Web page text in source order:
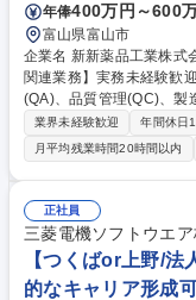
年俸400万円～600
富山県富山市
企業名 新新薬品工業株式会社 求人名 【薬剤師の有資格者募集|医
関連業務】実務未経験歓迎!WLB両立可 仕事の内
(QA)、品質管理(QC)、製
管理的業務をお任せします。 将来的には、既存の薬剤師から
(QA)や薬事業務を引き継
業務未経験でも徐々にお
社について】医薬品の製
おります。 当社工場は、
入、品質管理試験室、開
的に設備投資しております。 募集職種 【薬剤師の有資格者募集
造関連業務】実務未経験
業界未経験歓迎 年間休日
月平均残業時間20時間以内
正社員
三菱電機ソフトウエ
【つくばor上野/法
的なキャリア形成